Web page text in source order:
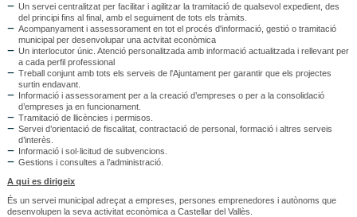
Un servei centralitzat per facilitar i agilitzar la tramitació de qualsevol expedient, des
del principi fins al final, amb el seguiment de tots els tràmits.
Acompanyament i assessorament en tot el procés d'informació, gestió o tramitació
municipal per desenvolupar una actvitat econòmica
Un interlocutor únic. Atenció personalitzada amb informació actualitzada i rellevant per
a cada perfil professional
Treball conjunt amb tots els serveis de l'Ajuntament per garantir que els projectes
surtin endavant.
Informació i assessorament per a la creació d’empreses o per a la consolidació
d’empreses ja en funcionament.
Tramitació de llicències i permisos.
Servei d’orientació de fiscalitat, contractació de personal, formació i altres serveis
d’interès.
Informació i sol·licitud de subvencions.
Gestions i consultes a l’administració.
A qui es dirigeix
És un servei municipal adreçat a empreses, persones emprenedores i autònoms que
desenvolupen la seva activitat econòmica a Castellar del Vallès.